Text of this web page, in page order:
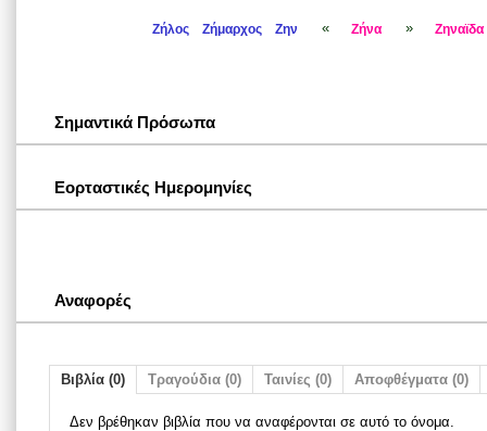
Ζήλος Ζήμαρχος Ζην « Ζήνα » Ζηναϊδα
Σημαντικά Πρόσωπα
Εορταστικές Ημερομηνίες
Αναφορές
Βιβλία (0) Τραγούδια (0) Ταινίες (0) Αποφθέγματα (0)
Δεν βρέθηκαν βιβλία που να αναφέρονται σε αυτό το όνομα.